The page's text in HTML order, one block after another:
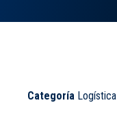
Categoría Logística